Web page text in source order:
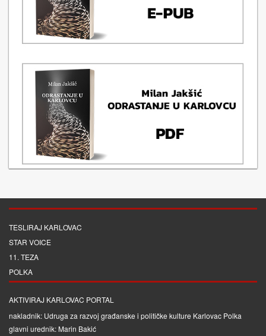
TESLIRAJ KARLOVAC
STAR VOICE
11. TEZA
POLKA
AKTIVIRAJ KARLOVAC PORTAL
nakladnik: Udruga za razvoj građanske i političke kulture Karlovac Polka
glavni urednik: Marin Bakić